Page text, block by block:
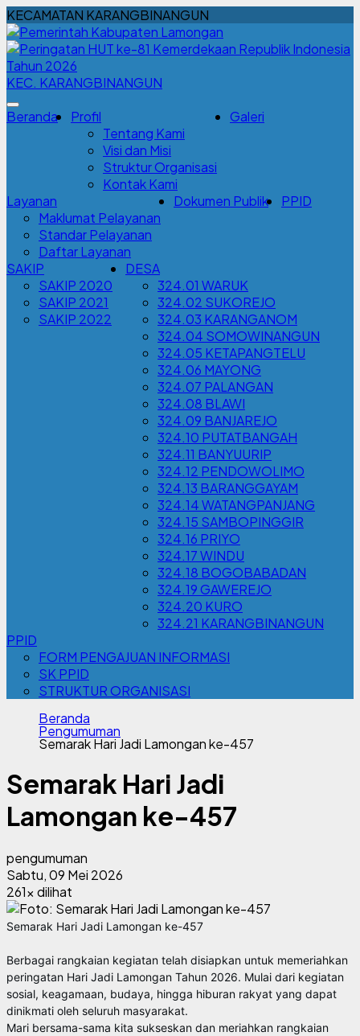
KECAMATAN KARANGBINANGUN
KEC. KARANGBINANGUN
Beranda
Profil
Tentang Kami
Visi dan Misi
Struktur Organisasi
Kontak Kami
Galeri
Layanan
Maklumat Pelayanan
Standar Pelayanan
Daftar Layanan
Dokumen Publik PPID
SAKIP
SAKIP 2020
SAKIP 2021
SAKIP 2022
DESA
324.01 WARUK
324.02 SUKOREJO
324.03 KARANGANOM
324.04 SOMOWINANGUN
324.05 KETAPANGTELU
324.06 MAYONG
324.07 PALANGAN
324.08 BLAWI
324.09 BANJAREJO
324.10 PUTATBANGAH
324.11 BANYUURIP
324.12 PENDOWOLIMO
324.13 BARANGGAYAM
324.14 WATANGPANJANG
324.15 SAMBOPINGGIR
324.16 PRIYO
324.17 WINDU
324.18 BOGOBABADAN
324.19 GAWEREJO
324.20 KURO
324.21 KARANGBINANGUN
PPID
FORM PENGAJUAN INFORMASI
SK PPID
STRUKTUR ORGANISASI
Beranda
Pengumuman
Semarak Hari Jadi Lamongan ke-457
Semarak Hari Jadi
Lamongan ke-457
pengumuman
Sabtu, 09 Mei 2026
261x dilihat
Semarak Hari Jadi Lamongan ke-457
Berbagai rangkaian kegiatan telah disiapkan untuk memeriahkan
peringatan Hari Jadi Lamongan Tahun 2026. Mulai dari kegiatan
sosial, keagamaan, budaya, hingga hiburan rakyat yang dapat
dinikmati oleh seluruh masyarakat.
Mari bersama-sama kita sukseskan dan meriahkan rangkaian